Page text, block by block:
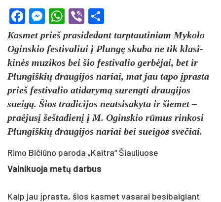
Facebook
Messenger
WhatsApp
Viber
Kas­met prie­š pra­si­de­dant tarp­tau­ti­niam My­ko­lo
Ogins­kio fes­ti­va­liui į Plungę sku­ba ne tik kla­si­
kinės mu­zi­kos bei šio fes­ti­va­lio gerbė­jai, bet ir
Plun­giš­kių drau­gi­jos na­riai, mat jau ta­po įpras­ta
prie­š fes­ti­va­lio ati­da­rymą su­reng­ti drau­gi­jos
sueigą. Šios tra­di­ci­jos neat­si­sa­ky­ta ir šie­met –
pra­ėjusį šeš­ta­dienį į M. Ogins­kio rūmus rin­ko­si
Plun­giš­kių drau­gi­jos na­riai bei suei­gos sve­čiai.
Rimo Bičiūno paroda „Kaitra“ Šiauliuose
Vai­ni­kuo­ja metų dar­bus
Kaip jau įpras­ta, šios kas­met va­sa­rai be­si­bai­giant